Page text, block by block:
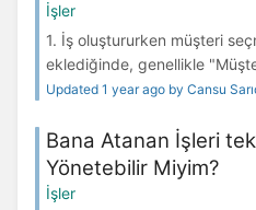
İşler
1. İş oluştururken müşteri
eklediğinde, genellikle
Updated 1 year ago by Cansu
Bana Atanan İşleri
Yönetebilir Miyim?
İşler